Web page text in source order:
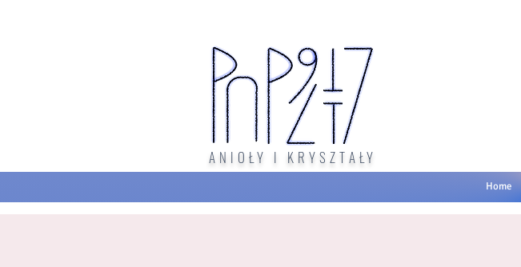
Home
ANIOŁY I KRYSZTAŁY